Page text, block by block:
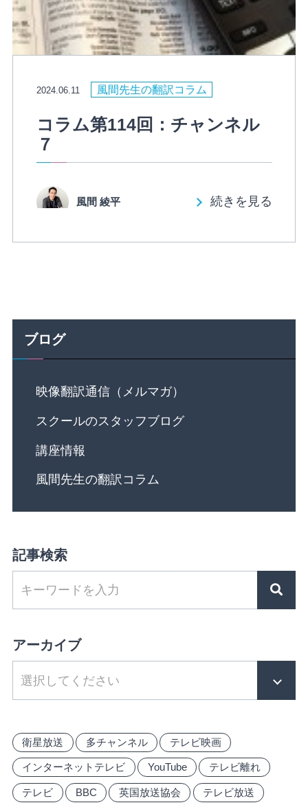
2024.06.11 風間先生の翻訳コラム
コラム第114回：チャンネル
７
風間 綾平 続きを見る
ブログ
映像翻訳通信（メルマガ）
スクールのスタッフブログ
講座情報
風間先生の翻訳コラム
記事検索
アーカイブ
衛星放送 多チャンネル テレビ映画
インターネットテレビ YouTube テレビ離れ
テレビ BBC 英国放送協会 テレビ放送